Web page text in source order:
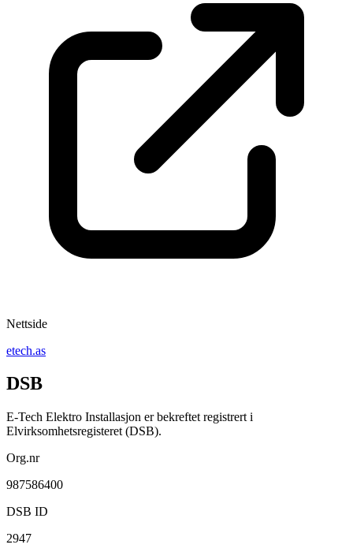
Nettside
etech.as
DSB
E-Tech Elektro Installasjon er bekreftet registrert i
Elvirksomhetsregisteret (DSB).
Org.nr
987586400
DSB ID
2947